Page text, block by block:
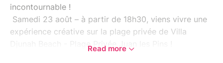
incontournable !
Samedi 23 août – à partir de 18h30, viens vivre une
expérience créative sur la plage privée de Villa
Djunah Beach - Plage Privée Juan les Pins !
Read more